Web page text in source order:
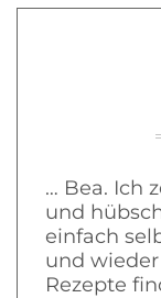
… Bea. Ich
und
einfach
und
Rezepte